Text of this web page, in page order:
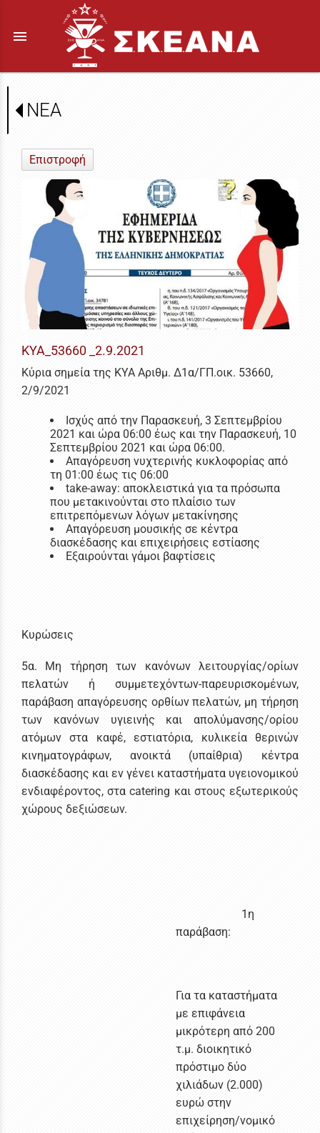
menu
ΝΕΑ
Επιστροφή
ΚΥΑ_53660 _2.9.2021
Κύρια σημεία της ΚΥΑ Αριθμ. Δ1α/ΓΠ.οικ. 53660,
2/9/2021
Ισχύς από την Παρασκευή, 3 Σεπτεμβρίου
2021 και ώρα 06:00 έως και την Παρασκευή, 10
Σεπτεμβρίου 2021 και ώρα 06:00.
Απαγόρευση νυχτερινής κυκλοφορίας από
τη 01:00 έως τις 06:00
take-away: αποκλειστικά για τα πρόσωπα
που μετακινούνται στο πλαίσιο των
επιτρεπόμενων λόγων μετακίνησης
Απαγόρευση μουσικής σε κέντρα
διασκέδασης και επιχειρήσεις εστίασης
Εξαιρούνται γάμοι βαφτίσεις
Κυρώσεις
5α. Μη τήρηση των κανόνων λειτουργίας/ορίων
πελατών ή συμμετεχόντων-παρευρισκομένων,
παράβαση απαγόρευσης ορθίων πελατών, μη τήρηση
των κανόνων υγιεινής και απολύμανσης/ορίου
ατόμων στα καφέ, εστιατόρια, κυλικεία θερινών
κινηματογράφων, ανοικτά (υπαίθρια) κέντρα
διασκέδασης και εν γένει καταστήματα υγειονομικού
ενδιαφέροντος, στα catering και στους εξωτερικούς
χώρους δεξιώσεων.
1η
παράβαση:
Για τα καταστήματα
με επιφάνεια
μικρότερη από 200
τ.μ. διοικητικό
πρόστιμο δύο
χιλιάδων (2.000)
ευρώ στην
επιχείρηση/νομικό